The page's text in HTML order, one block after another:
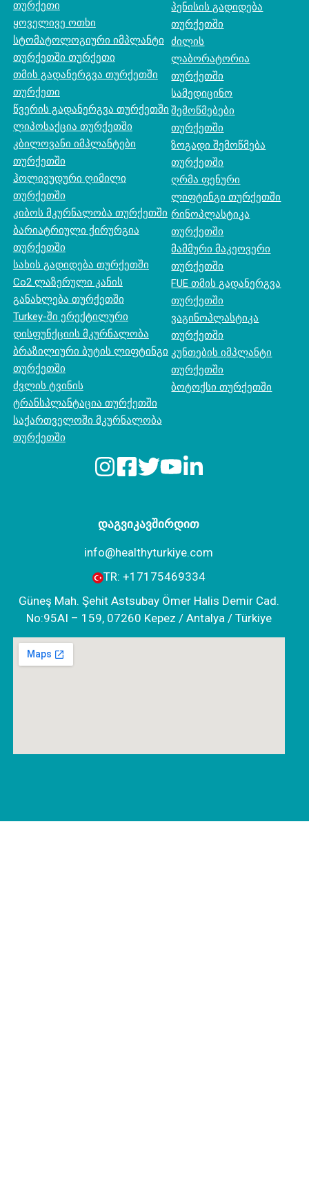
თურქეთი
ყოველივე ოთხი
სტომატოლოგიური იმპლანტი
თურქეთში თურქეთი
თმის გადანერგვა თურქეთში
თურქეთი
წვერის გადანერგვა თურქეთში
ლიპოსაქცია თურქეთში
კბილოვანი იმპლანტები
თურქეთში
ჰოლივუდური ღიმილი
თურქეთში
კიბოს მკურნალობა თურქეთში
ბარიატრიული ქირურგია
თურქეთში
სახის გადიდება თურქეთში
Co2 ლაზერული კანის
განახლება თურქეთში
Turkey-ში ერექტილური
დისფუნქციის მკურნალობა
ბრაზილიური ბუტის ლიფტინგი
თურქეთში
ძვლის ტვინის
ტრანსპლანტაცია თურქეთში
საქართველოში მკურნალობა
თურქეთში
პენისის გადიდება
თურქეთში
ძილის
ლაბორატორია
თურქეთში
სამედიცინო
შემოწმებები
თურქეთში
ზოგადი შემოწმება
თურქეთში
ღრმა ფენური
ლიფტინგი თურქეთში
რინოპლასტიკა
თურქეთში
მამმური მაკეოვერი
თურქეთში
FUE თმის გადანერგვა
თურქეთში
ვაგინოპლასტიკა
თურქეთში
კუნთების იმპლანტი
თურქეთში
ბოტოქსი თურქეთში
დაგვიკავშირდით
info@healthyturkiye.com
TR: +‪17175469334‬
Güneş Mah. Şehit Astsubay Ömer Halis Demir Cad.
No:95AI – 159, 07260 Kepez / Antalya / Türkiye